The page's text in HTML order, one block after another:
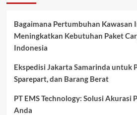
Bagaimana Pertumbuhan Kawasan
Meningkatkan Kebutuhan Paket
Indonesia
Ekspedisi Jakarta Samarinda untuk
Sparepart, dan Barang Berat
PT EMS Technology: Solusi Akurasi
Anda